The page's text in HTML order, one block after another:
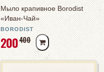
Мыло крапивное Borodist
«Иван-Чай»
BORODIST
200РУБ
400РУБ